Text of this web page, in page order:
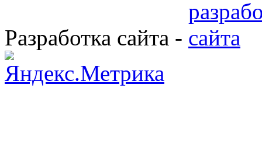
Разработка сайта -